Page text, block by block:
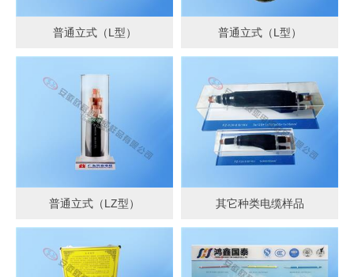
普通立式（L型） 普通立式（L型）
普通立式（LZ型） 其它种类电缆样品